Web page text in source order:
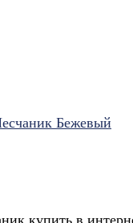
Бежевый
купить в